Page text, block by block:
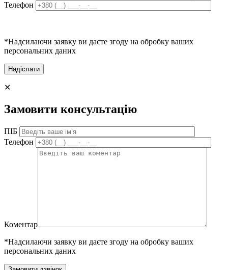
Телефон
*Надсилаючи заявку ви даєте згоду на обробку ваших
персональних даних
✕
Замовити консультацію
ПІБ
Телефон
Коментар
*Надсилаючи заявку ви даєте згоду на обробку ваших
персональних даних